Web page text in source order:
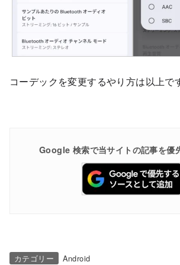
コーデックを変更するやり方は以上で
Google 検索で当サイトの記事を優
カテゴリー
Android